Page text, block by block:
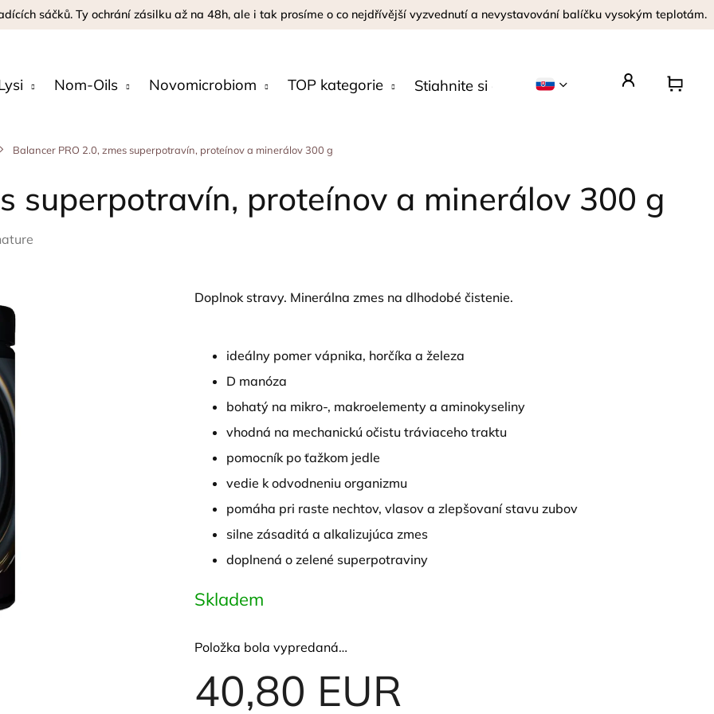
sáčků. Ty ochrání zásilku až na 48h, ale i tak prosíme o co nejdřívější vyzvednutí a nevystavování balíčku vysokým teplotám.
Nom-Oils Novomicrobiom TOP kategorie Stiahnite si aplikáciu Opýtajte sa
Balancer PRO 2.0, zmes superpotravín, proteínov a minerálov 300 g
superpotravín, proteínov a minerálov 300 g
40,80 EUR
Skladem
Položka bola vypredaná…
Doplnok stravy. Minerálna zmes na dlhodobé čistenie.
ideálny pomer vápnika, horčíka a železa
D manóza
bohatý na mikro-, makroelementy a aminokyseliny
vhodná na mechanickú očistu tráviaceho traktu
pomocník po ťažkom jedle
vedie k odvodneniu organizmu
pomáha pri raste nechtov, vlasov a zlepšovaní stavu zubov
silne zásaditá a alkalizujúca zmes
doplnená o zelené superpotraviny